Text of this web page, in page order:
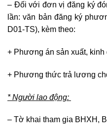
– Đối với đơn vị đăng ký
lần: văn bản đăng ký
D01-TS), kèm theo:
+ Phương án sản xuất, kinh
+ Phương thức trả lương
* Người lao động:
– Tờ khai tham gia BHXH,